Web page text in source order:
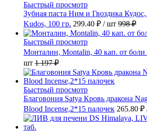
Быстрый просмотр
Зубная паста Ним и Гвоздика
Kudos, 100 гр. 299.40 ₽ / шт 998 ₽
Быстрый просмотр
Монталин, Montalin, 40 кап. от боли
шт 1 197 ₽
Быстрый просмотр
Благовония Satya Кровь дракона
Blood Incense,2*15 палочек 265.80 ₽